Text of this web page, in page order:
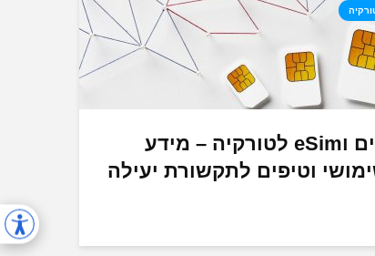
סים וeSim לטורקיה – מידע
וטיפים לתקשורת יעילה